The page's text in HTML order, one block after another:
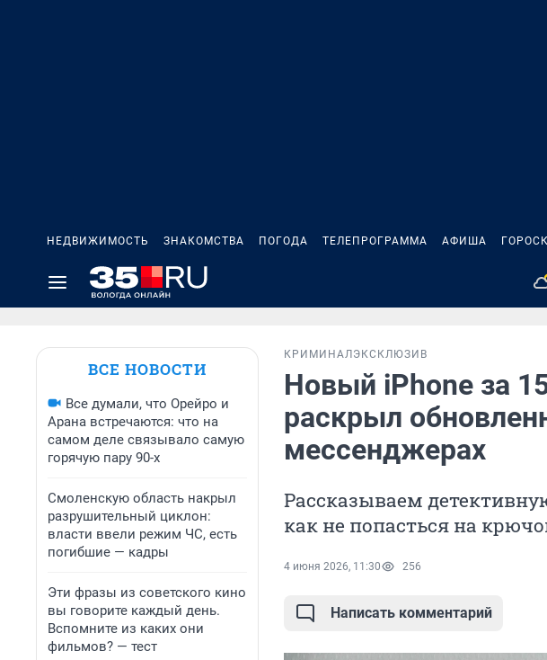
НЕДВИЖИМОСТЬ ЗНАКОМСТВА ПОГОДА ТЕЛЕПРОГРАММА АФИША
ВСЕ НОВОСТИ
Все думали, что Орейро и
Арана встречаются: что на
самом деле связывало самую
горячую пару 90-х
Смоленскую область накрыл
разрушительный циклон:
власти ввели режим ЧС, есть
погибшие — кадры
Эти фразы из советского кино
вы говорите каждый день.
Вспомните из каких они
фильмов? — тест
КРИМИНАЛ ЭКСКЛЮЗИВ
Новый iPhone за
раскрыл
мессенджерах
Рассказываем
как не попасться на
4 июня 2026, 11:30 256
Написать комментарий